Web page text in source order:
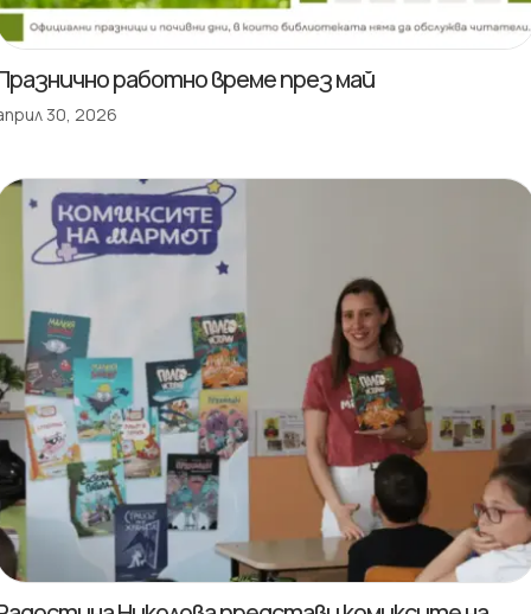
работно време през май
30, 2026